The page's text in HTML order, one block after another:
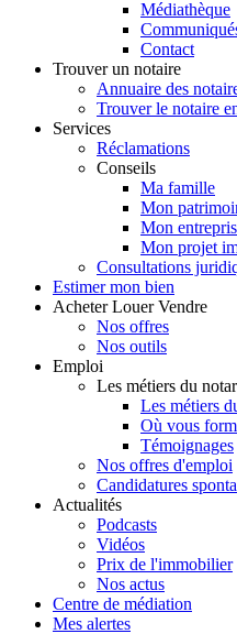
Médiathèque
Contact
Trouver un notaire
Annuaire des
Trouver le notaire
Services
Réclamations
Conseils
Ma famille
Mon
Mon
Mon projet
Consultations
Estimer mon bien
Acheter Louer Vendre
Nos offres
Nos outils
Emploi
Les métiers du
Les métiers
Où vous
Témoignages
Nos offres d'emploi
Candidatures
Actualités
Podcasts
Vidéos
Prix de l'immobilier
Nos actus
Centre de médiation
Mes alertes